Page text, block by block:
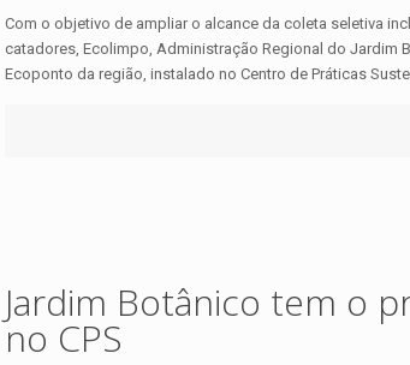
Com o objetivo de ampliar o alcance da coleta seletiva
catadores, Ecolimpo, Administração Regional do Jardim
Ecoponto da região, instalado no Centro de Práticas
Jardim Botânico tem o
no CPS